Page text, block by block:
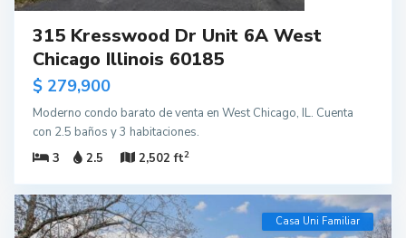
315 Kresswood Dr Unit 6A West
Chicago Illinois 60185
$ 279,900
Moderno condo barato de venta en West Chicago, IL. Cuenta
con 2.5 baños y 3 habitaciones.
3
2.5 2,502 ft2
Casa Uni Familiar